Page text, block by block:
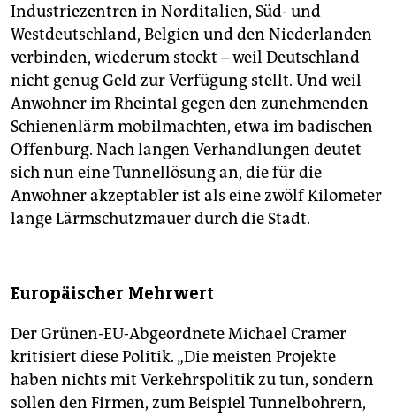
Industriezentren in Norditalien, Süd- und
Westdeutschland, Belgien und den Niederlanden
verbinden, wiederum stockt – weil Deutschland
nicht genug Geld zur Verfügung stellt. Und weil
Anwohner im Rheintal gegen den zunehmenden
Schienenlärm mobilmachten, etwa im badischen
Offenburg. Nach langen Verhandlungen deutet
sich nun eine Tunnellösung an, die für die
Anwohner akzeptabler ist als eine zwölf Kilometer
lange Lärmschutzmauer durch die Stadt.
Europäischer Mehrwert
Der Grünen-EU-Abgeordnete Michael Cramer
kritisiert diese Politik. „Die meisten Projekte
haben nichts mit Verkehrspolitik zu tun, sondern
sollen den Firmen, zum Beispiel Tunnelbohrern,